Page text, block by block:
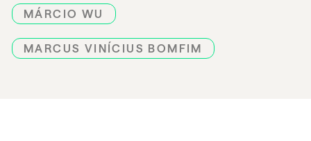
MÁRCIO WU
MARCUS VINÍCIUS BOMFIM